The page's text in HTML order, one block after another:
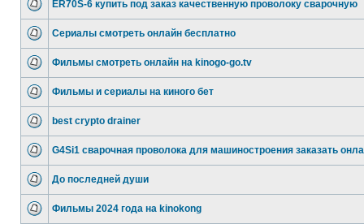
ER70S-6 купить под заказ качественную проволоку сварочную
Сериалы смотреть онлайн бесплатно
Фильмы смотреть онлайн на kinogo-go.tv
Фильмы и сериалы на киного бет
best crypto drainer
G4Si1 сварочная проволока для машиностроения заказать
До последней души
Фильмы 2024 года на kinokong